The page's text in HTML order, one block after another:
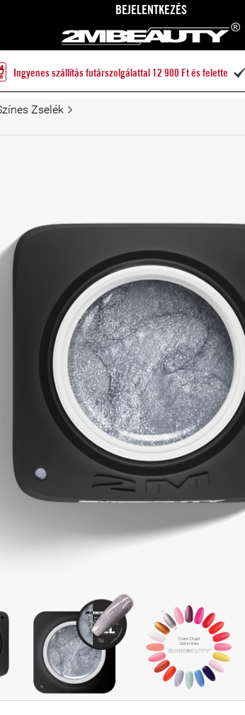
BEJELENTKEZÉS
Ingyenes szállítás futárszolgálattal 12 900 Ft és felette 
Zselék